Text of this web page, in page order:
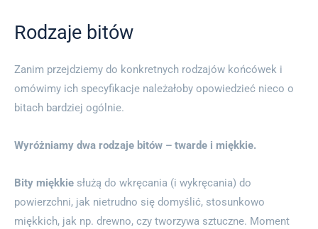
Rodzaje bitów
Zanim przejdziemy do konkretnych rodzajów końcówek i
omówimy ich specyfikacje należałoby opowiedzieć nieco o
bitach bardziej ogólnie.
Wyróżniamy dwa rodzaje bitów – twarde i miękkie.
Bity miękkie służą do wkręcania (i wykręcania) do
powierzchni, jak nietrudno się domyślić, stosunkowo
miękkich, jak np. drewno, czy tworzywa sztuczne. Moment